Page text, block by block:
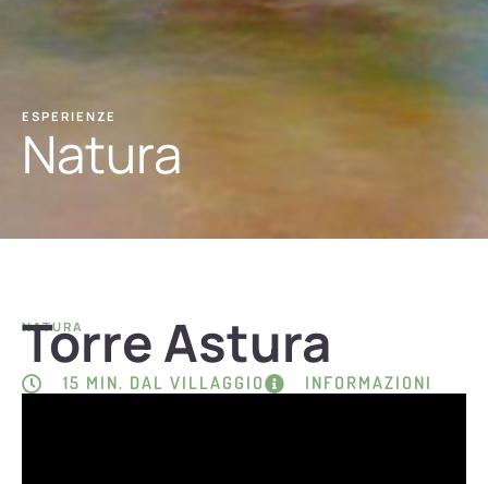
ESPERIENZE
Natura
NATURA
Torre Astura
15 MIN. DAL VILLAGGIO INFORMAZIONI